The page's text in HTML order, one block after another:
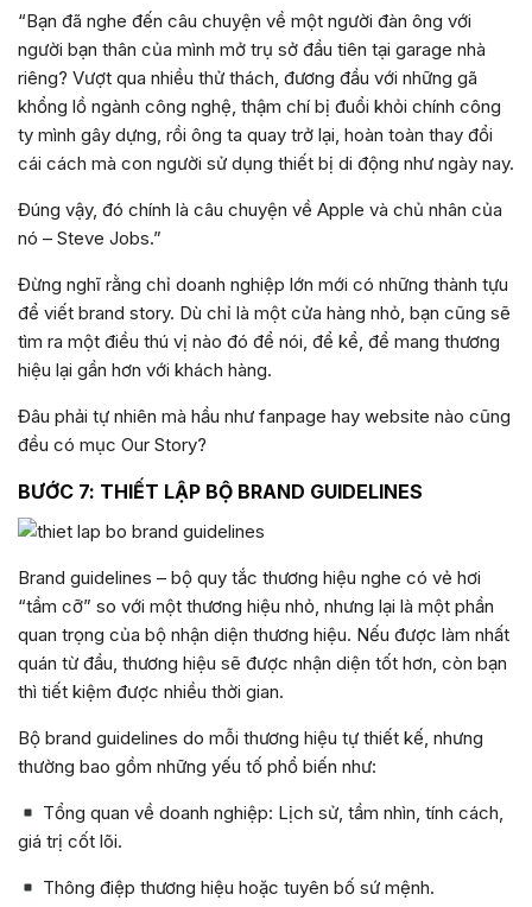
“Bạn đã nghe đến câu chuyện về một người đàn ông với
người bạn thân của mình mở trụ sở đầu tiên tại garage nhà
riêng? Vượt qua nhiều thử thách, đương đầu với những gã
khổng lồ ngành công nghệ, thậm chí bị đuổi khỏi chính công
ty mình gây dựng, rồi ông ta quay trở lại, hoàn toàn thay đổi
cái cách mà con người sử dụng thiết bị di động như ngày nay.
Đúng vậy, đó chính là câu chuyện về Apple và chủ nhân của
nó – Steve Jobs.”
Đừng nghĩ rằng chỉ doanh nghiệp lớn mới có những thành tựu
để viết brand story. Dù chỉ là một cửa hàng nhỏ, bạn cũng sẽ
tìm ra một điều thú vị nào đó để nói, để kể, để mang thương
hiệu lại gần hơn với khách hàng.
Đâu phải tự nhiên mà hầu như fanpage hay website nào cũng
đều có mục Our Story?
BƯỚC 7: THIẾT LẬP BỘ BRAND GUIDELINES
Brand guidelines – bộ quy tắc thương hiệu nghe có vẻ hơi
“tầm cỡ” so với một thương hiệu nhỏ, nhưng lại là một phần
quan trọng của bộ nhận diện thương hiệu. Nếu được làm nhất
quán từ đầu, thương hiệu sẽ được nhận diện tốt hơn, còn bạn
thì tiết kiệm được nhiều thời gian.
Bộ brand guidelines do mỗi thương hiệu tự thiết kế, nhưng
thường bao gồm những yếu tố phổ biến như:
Tổng quan về doanh nghiệp: Lịch sử, tầm nhìn, tính cách,
giá trị cốt lõi.
Thông điệp thương hiệu hoặc tuyên bố sứ mệnh.